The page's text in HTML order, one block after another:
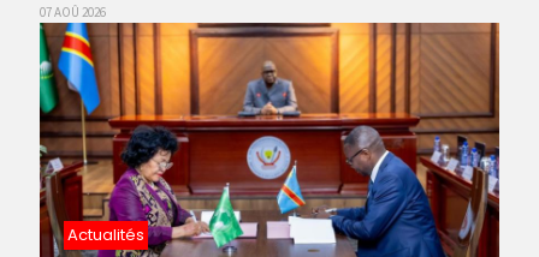
07 AOÛ 2026
Actualités